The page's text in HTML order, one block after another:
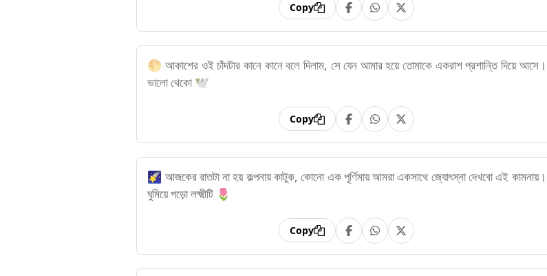
Copy
🌕 আকাশের ওই চাঁদটার কানে কানে বলে দিলাম, সে যেন আমার হয়ে তোমাকে একরাশ প্রশান্তি দিয়ে আসে।
ভালো থেকো 🕊️
Copy
🌠 আজকের রাতটা না হয় কল্পনায় কাটুক, কোনো এক পূর্ণিমায় আমরা একসাথে জ্যোৎস্না দেখবো এই কামনায়।
ঘুমিয়ে পড়ো লক্ষ্মীটি 🌷
Copy